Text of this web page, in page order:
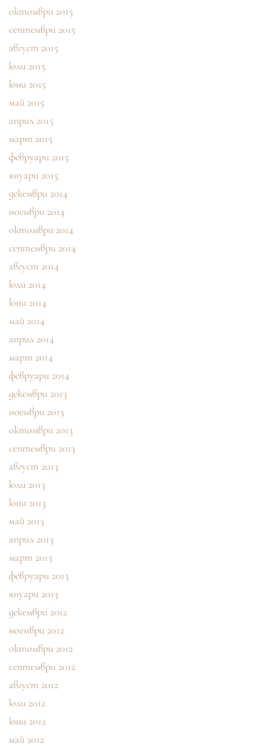
октомври 2015
септември 2015
август 2015
юли 2015
юни 2015
май 2015
април 2015
март 2015
февруари 2015
януари 2015
декември 2014
ноември 2014
октомври 2014
септември 2014
август 2014
юли 2014
юни 2014
май 2014
април 2014
март 2014
февруари 2014
декември 2013
ноември 2013
октомври 2013
септември 2013
август 2013
юли 2013
юни 2013
май 2013
април 2013
март 2013
февруари 2013
януари 2013
декември 2012
ноември 2012
октомври 2012
септември 2012
август 2012
юли 2012
юни 2012
май 2012